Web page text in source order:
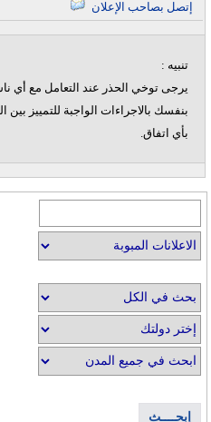
تنبيه :
يرجى توخي الحذر عند التعامل مع أي
بنفسك بالاجراءات الواجبة للتمييز بين
بأي اتفاق.
إبحــــث